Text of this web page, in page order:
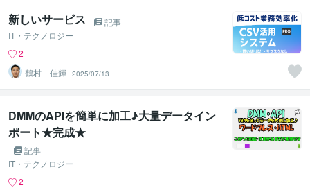
新しいサービス
記事
IT・テクノロジー
2
鶴村 佳輝 2025/07/13
DMMのAPIを簡単に加工♪大量データイン
ポート★完成★
記事
IT・テクノロジー
2